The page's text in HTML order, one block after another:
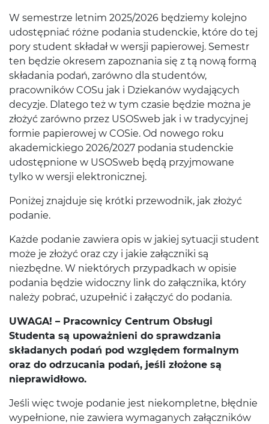
W semestrze letnim 2025/2026 będziemy kolejno
udostępniać różne podania studenckie, które do tej
pory student składał w wersji papierowej. Semestr
ten będzie okresem zapoznania się z tą nową formą
składania podań, zarówno dla studentów,
pracowników COSu jak i Dziekanów wydających
decyzje. Dlatego też w tym czasie będzie można je
złożyć zarówno przez USOSweb jak i w tradycyjnej
formie papierowej w COSie. Od nowego roku
akademickiego 2026/2027 podania studenckie
udostępnione w USOSweb będą przyjmowane
tylko w wersji elektronicznej.
Poniżej znajduje się krótki przewodnik, jak złożyć
podanie.
Każde podanie zawiera opis w jakiej sytuacji student
może je złożyć oraz czy i jakie załączniki są
niezbędne. W niektórych przypadkach w opisie
podania będzie widoczny link do załącznika, który
należy pobrać, uzupełnić i załączyć do podania.
UWAGA! – Pracownicy Centrum Obsługi
Studenta są upoważnieni do sprawdzania
składanych podań pod względem formalnym
oraz do odrzucania podań, jeśli złożone są
nieprawidłowo.
Jeśli więc twoje podanie jest niekompletne, błędnie
wypełnione, nie zawiera wymaganych załączników